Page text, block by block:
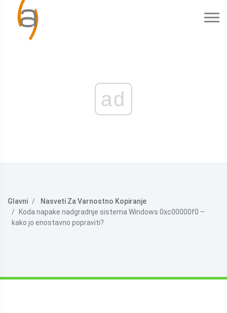
ad
Glavni
Nasveti Za Varnostno Kopiranje
Koda napake nadgradnje sistema Windows 0xc00000f0 –
kako jo enostavno popraviti?